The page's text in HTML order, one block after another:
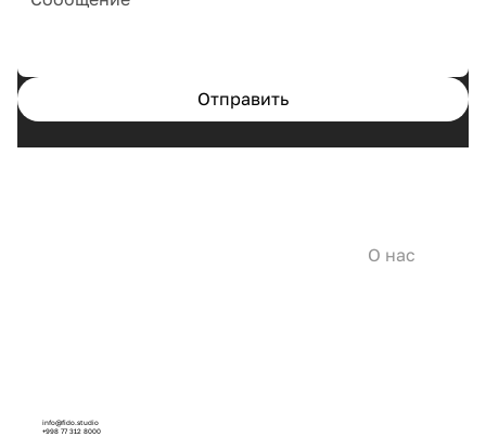
О нас
info@fido.studio
+998 77 312 8000
Отправить